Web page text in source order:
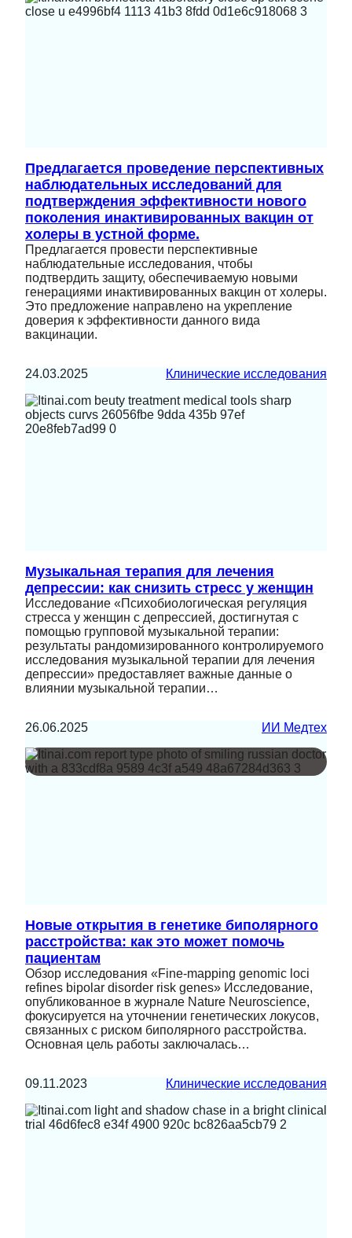
Предлагается проведение перспективных
наблюдательных исследований для
подтверждения эффективности нового
поколения инактивированных вакцин от
холеры в устной форме.
Предлагается провести перспективные
наблюдательные исследования, чтобы
подтвердить защиту, обеспечиваемую новыми
генерациями инактивированных вакцин от холеры.
Это предложение направлено на укрепление
доверия к эффективности данного вида
вакцинации.
24.03.2025 Клинические исследования
Музыкальная терапия для лечения
депрессии: как снизить стресс у женщин
Исследование «Психобиологическая регуляция
стресса у женщин с депрессией, достигнутая с
помощью групповой музыкальной терапии:
результаты рандомизированного контролируемого
исследования музыкальной терапии для лечения
депрессии» предоставляет важные данные о
влиянии музыкальной терапии…
26.06.2025 ИИ Медтех
Новые открытия в генетике биполярного
расстройства: как это может помочь
пациентам
Обзор исследования «Fine-mapping genomic loci
refines bipolar disorder risk genes» Исследование,
опубликованное в журнале Nature Neuroscience,
фокусируется на уточнении генетических локусов,
связанных с риском биполярного расстройства.
Основная цель работы заключалась…
09.11.2023 Клинические исследования